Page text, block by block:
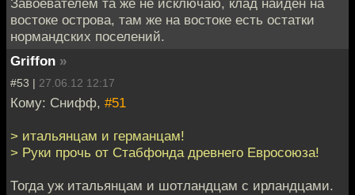
Завоевателем та же не исключаю, клад найден на
востоке острова, там же на востоке есть остатки
нормандских поселений.
Griffon »
#53 | 27.06.12 12:17
Кому: Снифф, #51
> итальянцам и германцам!
> Руки прочь от Стабфонда древнего Евросоюза!
Тогда уж итальянцам и шотландцам с ирландцами.